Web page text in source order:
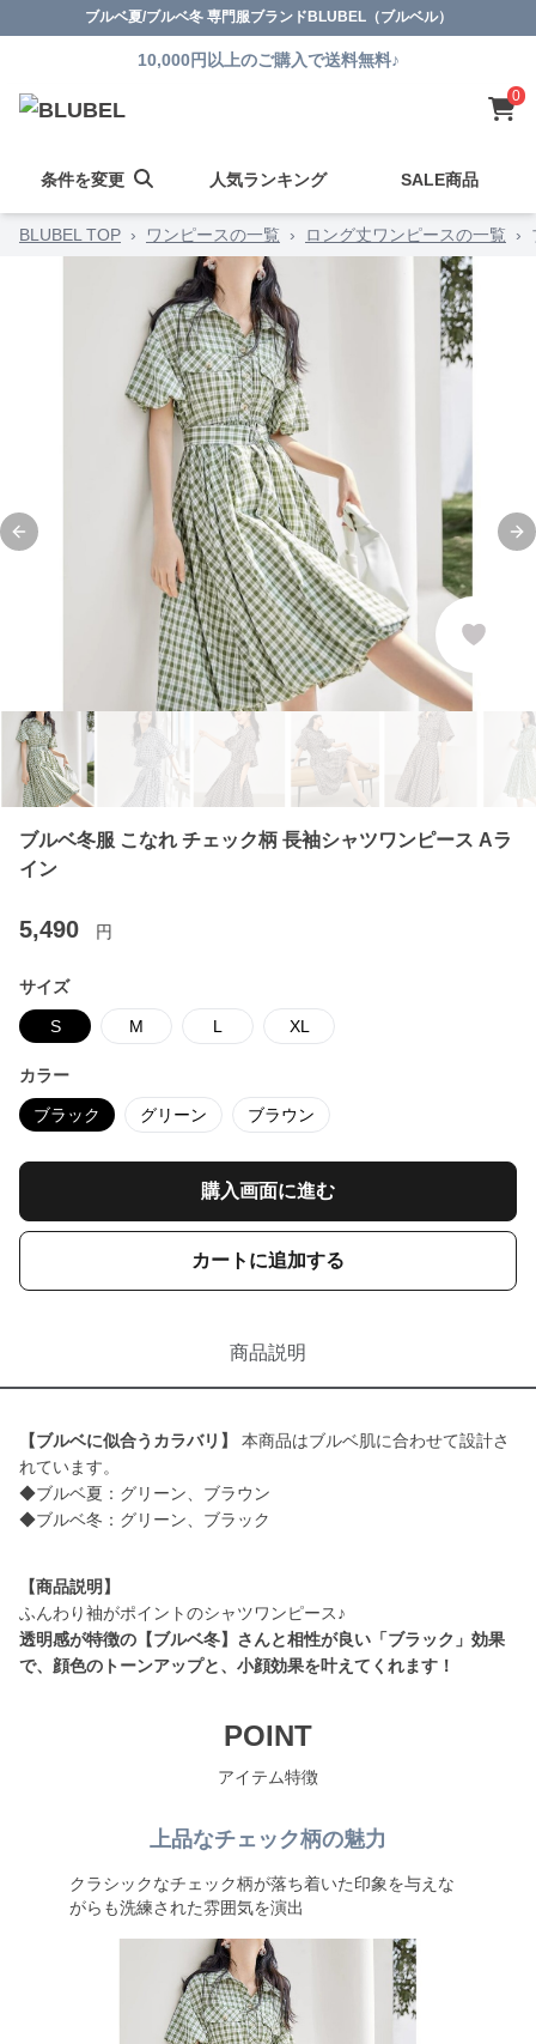
ブルベ夏/ブルベ冬 専門服ブランドBLUBEL（ブルベル）
10,000円以上のご購入で送料無料♪
0
条件を変更 人気ランキング SALE商品
BLUBEL TOP › ワンピースの一覧 › ロング丈ワンピースの一覧 ›
Previous slide
ブルベ冬服 こなれ チェック柄 長袖シャツワンピース Aラ
イン
5,490 円
サイズ
S M L XL
カラー
ブラック グリーン ブラウン
購入画面に進む
カートに追加する
商品説明
【ブルベに似合うカラバリ】
本商品はブルベ肌に合わせて設計さ
れています。
◆ブルベ夏：グリーン、ブラウン
◆ブルベ冬：グリーン、ブラック
【商品説明】
透明感が特徴の【ブルベ冬】さんと相性が良い「ブラック」効果
で、顔色のトーンアップと、小顔効果を叶えてくれます！
POINT
アイテム特徴
上品なチェック柄の魅力
クラシックなチェック柄が落ち着いた印象を与えな
がらも洗練された雰囲気を演出